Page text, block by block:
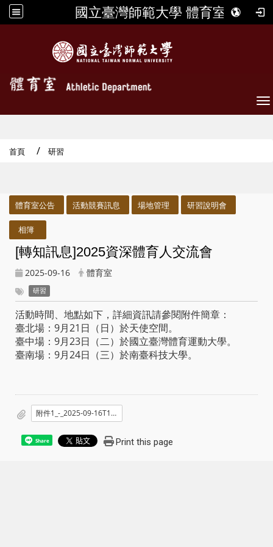
國立臺灣師範大學 體育室
首頁 研習
體育室公告 活動競賽訊息 場地管理 研習說明會
相簿
[轉知訊息]2025資深體育人交流會
2025-09-16 體育室
研習
活動時間、地點如下，詳細資訊請參閱附件簡章：
臺北場：9月21日（日）於天使空間。
臺中場：9月23日（二）於國立臺灣體育運動大學。
臺南場：9月24日（三）於南臺科技大學。
附件1_-_2025-09-16T173417.934.pdf
Share Print this page